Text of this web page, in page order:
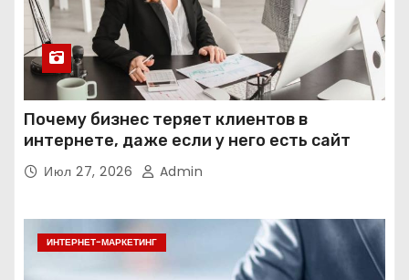
Почему бизнес теряет клиентов в
интернете, даже если у него есть сайт
Июл 27, 2026 Admin
ИНТЕРНЕТ-МАРКЕТИНГ